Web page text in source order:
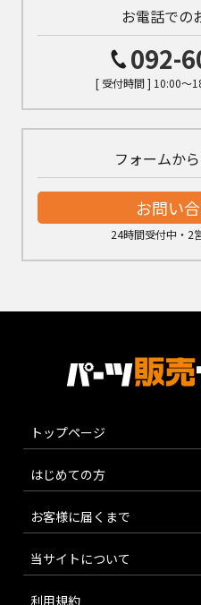
お電話での
092-
[ 受付時間 ] 10:00～
フォームか
お問い
24時間受付中・2
トップページ
はじめての方
お客様に届くまで
当サイトについて
利用規約